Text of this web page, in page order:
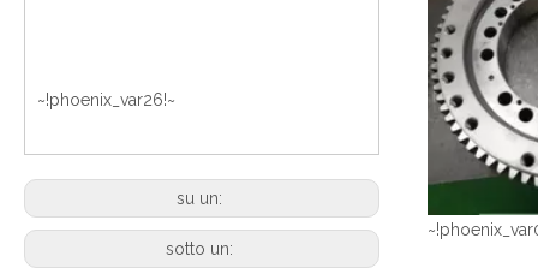
~!phoenix_var26!~
su un:
sotto un: